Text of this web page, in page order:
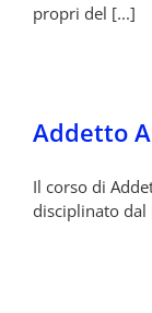
propri del [...]
Addetto
Il corso di
disciplinato dal